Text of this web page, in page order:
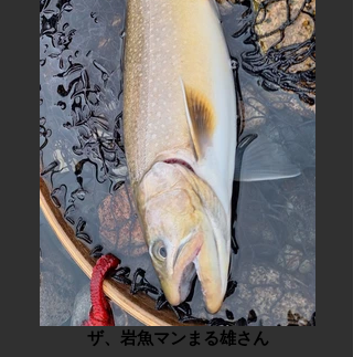
ザ、岩魚マンまる雄さん